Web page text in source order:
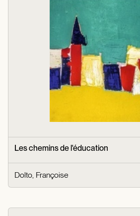
Les chemins de l'éducation
Dolto, Françoise